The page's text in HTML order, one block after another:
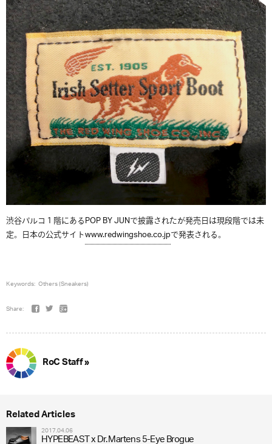
渋谷パルコ１階にあるPOP BY JUNで披露されたが発売日は現段階では未
定。日本の公式サイトwww.redwingshoe.co.jpで発表される。
Keywords: Others (Sneakers)
Share:
RoC Staff »
Related Articles
2017.04.06